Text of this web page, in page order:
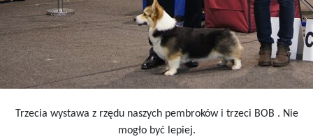
Trzecia wystawa z rzędu naszych pembroków i trzeci BOB . Nie
mogło być lepiej.